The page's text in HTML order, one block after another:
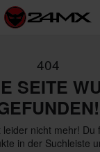
404
SEITE
nicht mehr! Du
in der Suchleiste